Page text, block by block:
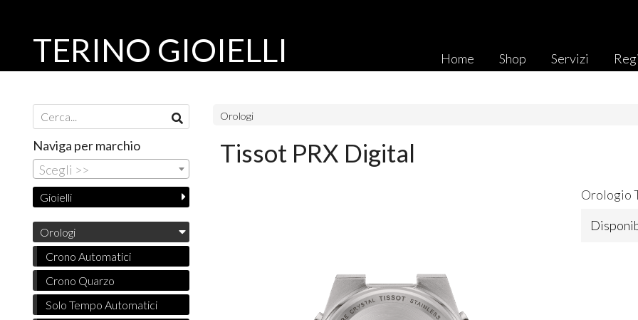
Home Shop Servizi
TERINO GIOIELLI
Orologi
Tissot PRX Digital
Orologio
Naviga per marchio
Scegli >>
Gioielli
Orologi
Crono Automatici
Crono Quarzo
Solo Tempo Automatici